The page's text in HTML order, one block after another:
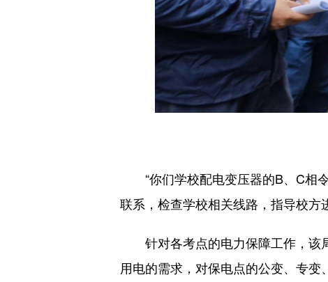
“你们学校配电变压器的B、C相令
联系，检查学校相关线路，指导校方
针对各考点的电力保障工作，该
用电的需求，对保电点的公变、专